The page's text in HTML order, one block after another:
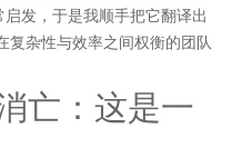
发，于是我顺手把它翻译出
复杂性与效率之间权衡的团队
亡：这是一